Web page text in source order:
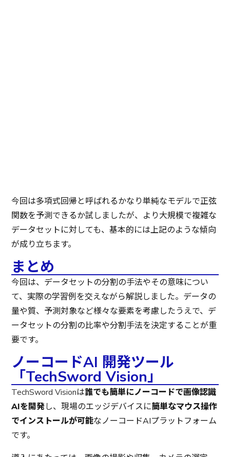
今回は多項式回帰と呼ばれるかなり単純なモデルで正弦
関数を予測できるか試しましたが、より大規模で複雑な
データセットに対しても、基本的には上記のような傾向
が成り立ちます。
まとめ
今回は、データセットの分割の手法やその意味につい
て、実際の学習例を交えながら解説しました。データの
量や質、予測対象など様々な要素を考慮したうえで、デ
ータセットの分割の比率や分割手法を決定することが重
要です。
ノーコードAI 開発ツール
「TechSword Vision」
TechSword Visionは誰でも簡単にノーコードで画像認識
AIを開発し、現場のエッジデバイスに簡単なマウス操作
でインストールが可能なノーコードAIプラットフォーム
です。